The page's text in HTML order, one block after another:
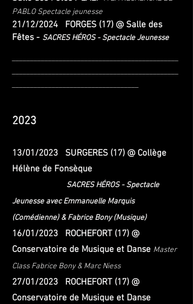
PABLOSpectacle jeunesse​
21/12/2024 FORGES (17) @ Salle des
Fêtes - SACRES HÉROS - Spectacle Jeunesse
2023
13/01/2023 SURGERES (17) @ Collège
Hélène de Fonsèque
SACRES HÉROS - Spectacle
Jeunesse avec Emmanuelle Marquis
(Comédienne) & Fabrice Bony (Musique)
16/01/2023 ROCHEFORT (17) @
Conservatoire de Musique et Danse Master
Class Fabrice Bony & Marc Niess
27/01/2023 ROCHEFORT (17) @
Conservatoire de Musique et Danse